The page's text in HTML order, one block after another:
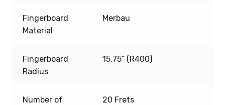
Fingerboard
Material
Merbau
Fingerboard
Radius
15.75” (R400)
Number of
20 Frets